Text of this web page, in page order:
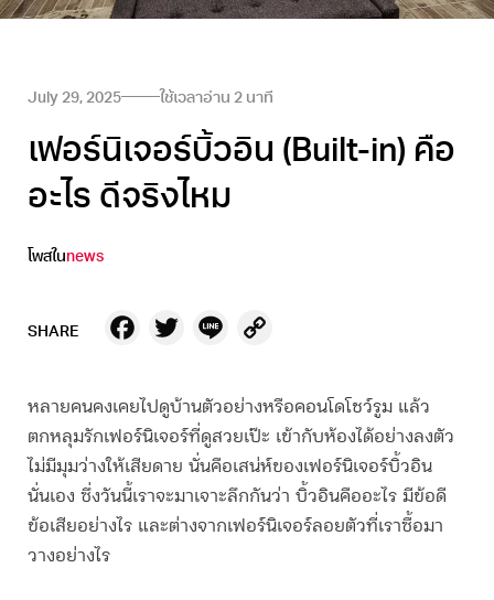
July 29, 2025 ใช้เวลาอ่าน 2 นาที
เฟอร์นิเจอร์บิ้วอิน (Built-in) คือ
อะไร ดีจริงไหม
โพสในnews
SHARE Facebook
Twitter
Line
หลายคนคงเคยไปดูบ้านตัวอย่างหรือคอนโดโชว์รูม แล้ว
ตกหลุมรักเฟอร์นิเจอร์ที่ดูสวยเป๊ะ เข้ากับห้องได้อย่างลงตัว
ไม่มีมุมว่างให้เสียดาย นั่นคือเสน่ห์ของเฟอร์นิเจอร์บิ้วอิน
นั่นเอง ซึ่งวันนี้เราจะมาเจาะลึกกันว่า บิ้วอินคืออะไร มีข้อดี
ข้อเสียอย่างไร และต่างจากเฟอร์นิเจอร์ลอยตัวที่เราซื้อมา
วางอย่างไร